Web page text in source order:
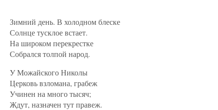
Зимний день. В холодном блеске
Солнце тусклое встает.
На широком перекрестке
Собрался толпой народ.
У Можайского Николы
Церковь взломана, грабеж
Учинен на много тысяч;
Ждут, назначен тут правеж.